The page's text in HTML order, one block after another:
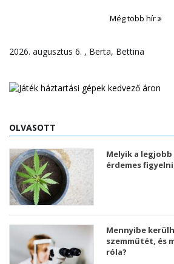
Még több hír
2026. augusztus 6. , Berta, Bettina
OLVASOTT
Melyik a legjobb
érdemes
Mennyibe
szemműtét, és
róla?